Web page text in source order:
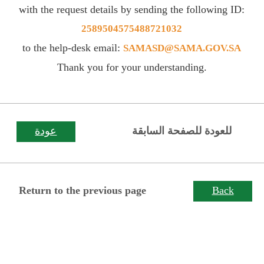
with the request details by sending the following ID:
2589504575488721032
to the help-desk email: SAMASD@SAMA.GOV.SA
Thank you for your understanding.
Return to the previous page Back
للعودة للصفحة السابقة عودة